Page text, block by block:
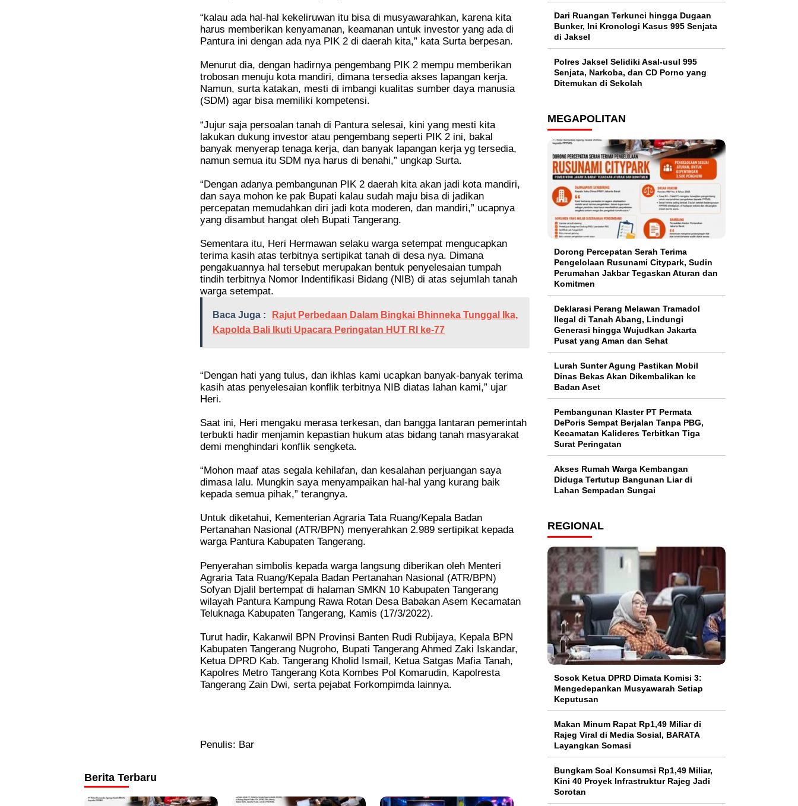
“kalau ada hal-hal kekeliruwan itu bisa di musyawarahkan, karena kita
harus memberikan kenyamanan, keamanan untuk investor yang ada di
Pantura ini dengan ada nya PIK 2 di daerah kita,” kata Surta berpesan.
Menurut dia, dengan hadirnya pengembang PIK 2 mempu memberikan
trobosan menuju kota mandiri, dimana tersedia akses lapangan kerja.
Namun, surta katakan, mesti di imbangi kualitas sumber daya manusia
(SDM) agar bisa memiliki kompetensi.
“Jujur saja persoalan tanah di Pantura selesai, kini yang mesti kita
lakukan dukung investor atau pengembang seperti PIK 2 ini, bakal
banyak menyerap tenaga kerja, dan banyak lapangan kerja yg tersedia,
namun semua itu SDM nya harus di benahi,” ungkap Surta.
“Dengan adanya pembangunan PIK 2 daerah kita akan jadi kota mandiri,
dan saya mohon ke pak Bupati kalau sudah maju bisa di jadikan
percepatan memudahkan diri jadi kota moderen, dan mandiri,” ucapnya
yang disambut hangat oleh Bupati Tangerang.
Sementara itu, Heri Hermawan selaku warga setempat mengucapkan
terima kasih atas terbitnya sertipikat tanah di desa nya. Dimana
pengakuannya hal tersebut merupakan bentuk penyelesaian tumpah
tindih terbitnya Nomor Indentifikasi Bidang (NIB) di atas sejumlah tanah
warga setempat.
Baca Juga :
Rajut Perbedaan Dalam Bingkai Bhinneka Tunggal Ika,
Kapolda Bali Ikuti Upacara Peringatan HUT RI ke-77
“Dengan hati yang tulus, dan ikhlas kami ucapkan banyak-banyak terima
kasih atas penyelesaian konflik terbitnya NIB diatas lahan kami,” ujar
Heri.
Saat ini, Heri mengaku merasa terkesan, dan bangga lantaran pemerintah
terbukti hadir menjamin kepastian hukum atas bidang tanah masyarakat
demi menghindari konflik sengketa.
“Mohon maaf atas segala kehilafan, dan kesalahan perjuangan saya
dimasa lalu. Mungkin saya menyampaikan hal-hal yang kurang baik
kepada semua pihak,” terangnya.
Untuk diketahui, Kementerian Agraria Tata Ruang/Kepala Badan
Pertanahan Nasional (ATR/BPN) menyerahkan 2.989 sertipikat kepada
warga Pantura Kabupaten Tangerang.
Penyerahan simbolis kepada warga langsung diberikan oleh Menteri
Agraria Tata Ruang/Kepala Badan Pertanahan Nasional (ATR/BPN)
Sofyan Djalil bertempat di halaman SMKN 10 Kabupaten Tangerang
wilayah Pantura Kampung Rawa Rotan Desa Babakan Asem Kecamatan
Teluknaga Kabupaten Tangerang, Kamis (17/3/2022).
Turut hadir, Kakanwil BPN Provinsi Banten Rudi Rubijaya, Kepala BPN
Kabupaten Tangerang Nugroho, Bupati Tangerang Ahmed Zaki Iskandar,
Ketua DPRD Kab. Tangerang Kholid Ismail, Ketua Satgas Mafia Tanah,
Kapolres Metro Tangerang Kota Kombes Pol Komarudin, Kapolresta
Tangerang Zain Dwi, serta pejabat Forkompimda lainnya.
Penulis: Bar
Berita Terbaru
Dari Ruangan Terkunci hingga Dugaan
Bunker, Ini Kronologi Kasus 995 Senjata
di Jaksel
Polres Jaksel Selidiki Asal-usul 995
Senjata, Narkoba, dan CD Porno yang
Ditemukan di Sekolah
MEGAPOLITAN
Dorong Percepatan Serah Terima
Pengelolaan Rusunami Citypark, Sudin
Perumahan Jakbar Tegaskan Aturan dan
Komitmen
Deklarasi Perang Melawan Tramadol
Ilegal di Tanah Abang, Lindungi
Generasi hingga Wujudkan Jakarta
Pusat yang Aman dan Sehat
Lurah Sunter Agung Pastikan Mobil
Dinas Bekas Akan Dikembalikan ke
Badan Aset
Pembangunan Klaster PT Permata
DePoris Sempat Berjalan Tanpa PBG,
Kecamatan Kalideres Terbitkan Tiga
Surat Peringatan
Akses Rumah Warga Kembangan
Diduga Tertutup Bangunan Liar di
Lahan Sempadan Sungai
REGIONAL
Sosok Ketua DPRD Dimata Komisi 3:
Mengedepankan Musyawarah Setiap
Keputusan
Makan Minum Rapat Rp1,49 Miliar di
Rajeg Viral di Media Sosial, BARATA
Layangkan Somasi
Bungkam Soal Konsumsi Rp1,49 Miliar,
Kini 40 Proyek Infrastruktur Rajeg Jadi
Sorotan